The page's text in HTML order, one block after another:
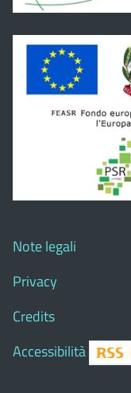
Note legali
Privacy
Credits
Accessibilità